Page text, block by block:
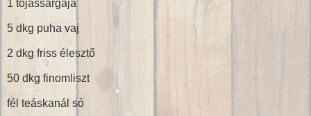
1 tojássárgája
5 dkg puha vaj
2 dkg friss élesztő
50 dkg finomliszt
fél teáskanál só